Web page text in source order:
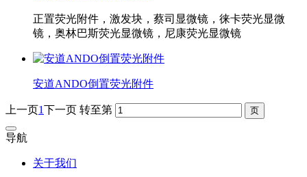
正置荧光附件，激发块，蔡司显微镜，徕卡荧光显微
镜，奥林巴斯荧光显微镜，尼康荧光显微镜
安道ANDO倒置荧光附件
上一页1下一页 转至第
导航
关于我们